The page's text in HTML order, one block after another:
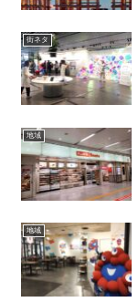
街ネタ
地域
地域